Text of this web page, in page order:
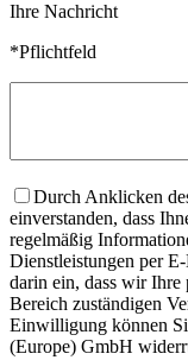
Ihre Nachricht
*Pflichtfeld
Durch Anklicken
einverstanden, dass
regelmäßig
Dienstleistungen per
darin ein, dass wir Ihre
Bereich zuständigen
Einwilligung können
(Europe) GmbH